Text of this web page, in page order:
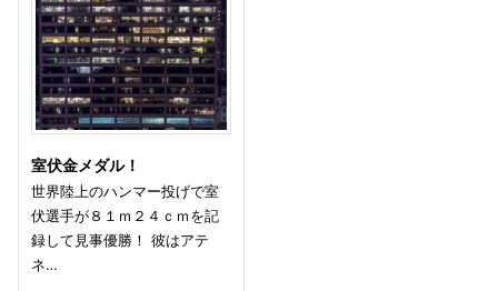
室伏金メダル！
世界陸上のハンマー投げで室
伏選手が８１ｍ２４ｃｍを記
録して見事優勝！ 彼はアテ
ネ…